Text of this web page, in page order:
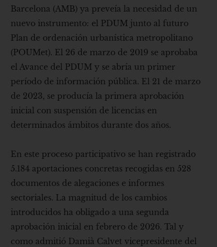
Barcelona (AMB) ya preveía la necesidad de un
nuevo instrumento: el PDUM junto al futuro
Plan de ordenación urbanística metropolitano
(POUMet). El 26 de marzo de 2019 se aprobaba
el Avance del PDUM y se abría un primer
período de información pública. El 21 de marzo
de 2023, se producía la primera aprobación
inicial con suspensión de licencias en
determinados ámbitos durante dos años.
En este proceso participativo se han registrado
5.184 aportaciones concretas recogidas en 528
documentos de alegaciones e informes
sectoriales. La magnitud de los cambios
introducidos ha obligado a una segunda
aprobación inicial en febrero de 2026. Tal y
como admitió Damià Calvet vicepresidente del